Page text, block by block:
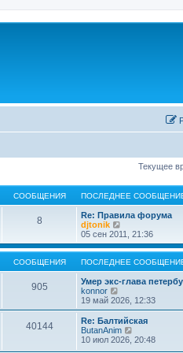
Текущее
СООБЩЕНИЯ ПОСЛЕДНЕЕ
8
Re: Правила форума
djtonik
е
р
е
й
т
и
п
о
с
л
е
05 сен 2011, 21:36
СООБЩЕНИЯ ПОСЛЕДНЕЕ
905
Умер экс-глава
konnor
е
р
е
й
т
19 май 2026, 12:33
40144
Re: Балтийская
ButanAnim
е
10 июл 2026, 20:48